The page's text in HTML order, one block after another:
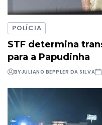
POLÍCIA
STF determina
para a Papudinha
BYJULIANO BEPPLER DA SILVA